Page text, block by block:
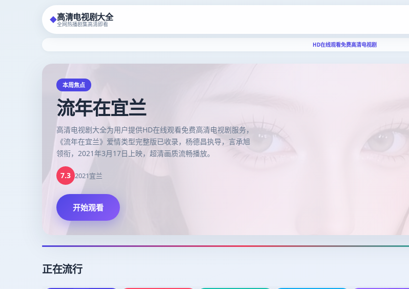
◆高清电视剧大全
全网热播剧集高清即看
HD在线观看免费高清电视剧
高清电视剧大全-HD在线观看免费高清电视剧
本周焦点
流年在宜兰
高清电视剧大全为用户提供HD在线观看免费高清电视剧服务，
《流年在宜兰》爱情类型完整版已收录，杨德昌执导，言承旭
领衔，2021年3月17日上映，超清画质流畅播放。
7.3 2021宜兰
开始观看
正在流行